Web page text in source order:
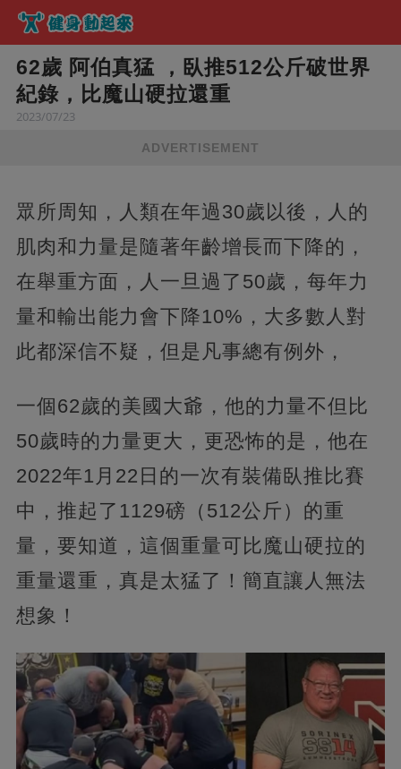
62歲 阿伯真猛 ，臥推512公斤破世界
紀錄，比魔山硬拉還重
2023/07/23
ADVERTISEMENT
眾所周知，人類在年過30歲以後，人的
肌肉和力量是隨著年齡增長而下降的，
在舉重方面，人一旦過了50歲，每年力
量和輸出能力會下降10%，大多數人對
此都深信不疑，但是凡事總有例外，
一個62歲的美國大爺，他的力量不但比
50歲時的力量更大，更恐怖的是，他在
2022年1月22日的一次有裝備臥推比賽
中，推起了1129磅（512公斤）的重
量，要知道，這個重量可比魔山硬拉的
重量還重，真是太猛了！簡直讓人無法
想象！